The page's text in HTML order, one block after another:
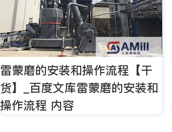
雷蒙磨的安装和操作流程【干
货】_百度文库雷蒙磨的安装和
操作流程 内容